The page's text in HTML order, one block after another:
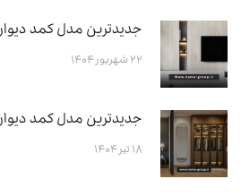
جدیدترین مدل کمد
۲۲ شهریور ۱۴۰۴
جدیدترین مدل کمد
۱۸ تیر ۱۴۰۴